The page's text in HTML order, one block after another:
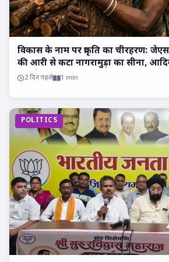
विकास के नाम पर प्रकृति का चीरहरण:
की आरी से कटा नागरामुड़ा का सीना,
मौन है सत्ता!
2 दिन पहले 1 min
POLITICS